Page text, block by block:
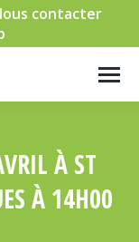
contacter
À ST
À 14H00